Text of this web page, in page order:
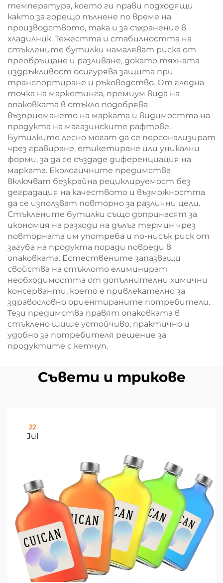
температура, което ги прави подходящи
както за горещо пълнене по време на
производството, така и за съхранение в
хладилник. Тежестта и стабилността на
стъклените бутилки намаляват риска от
преобръщане и разливане, докато тяхната
издръжливост осигурява защита при
транспортиране и ръководство. От гледна
точка на маркетинга, премиум вида на
опаковката в стъкло подобрява
възприемането на марката и видимостта на
продукта на магазинските рафтове.
Бутилките лесно могат да се персонализират
чрез гравиране, етикетиране или уникални
форми, за да се създаде диференциация на
марката. Екологичните предимства
включват безкрайна рециклируемост без
деградация на качеството и възможността
да се използват повторно за различни цели.
Стъклените бутилки също допринасят за
икономия на разходи на дълъг термин чрез
повторната им употреба и по-нисък риск от
загуба на продукта поради повреди в
опаковката. Естествените запазващи
свойства на стъклото елиминират
необходимостта от допълнителни химични
консерванти, което е привлекателно за
здравословно ориентираните потребители.
Тези предимства правят опаковката в
стъклено шише устойчиво, практично и
удобно за потребителя решение за
продуктите с кетчуп.
Съвети и трикове
22
Jul